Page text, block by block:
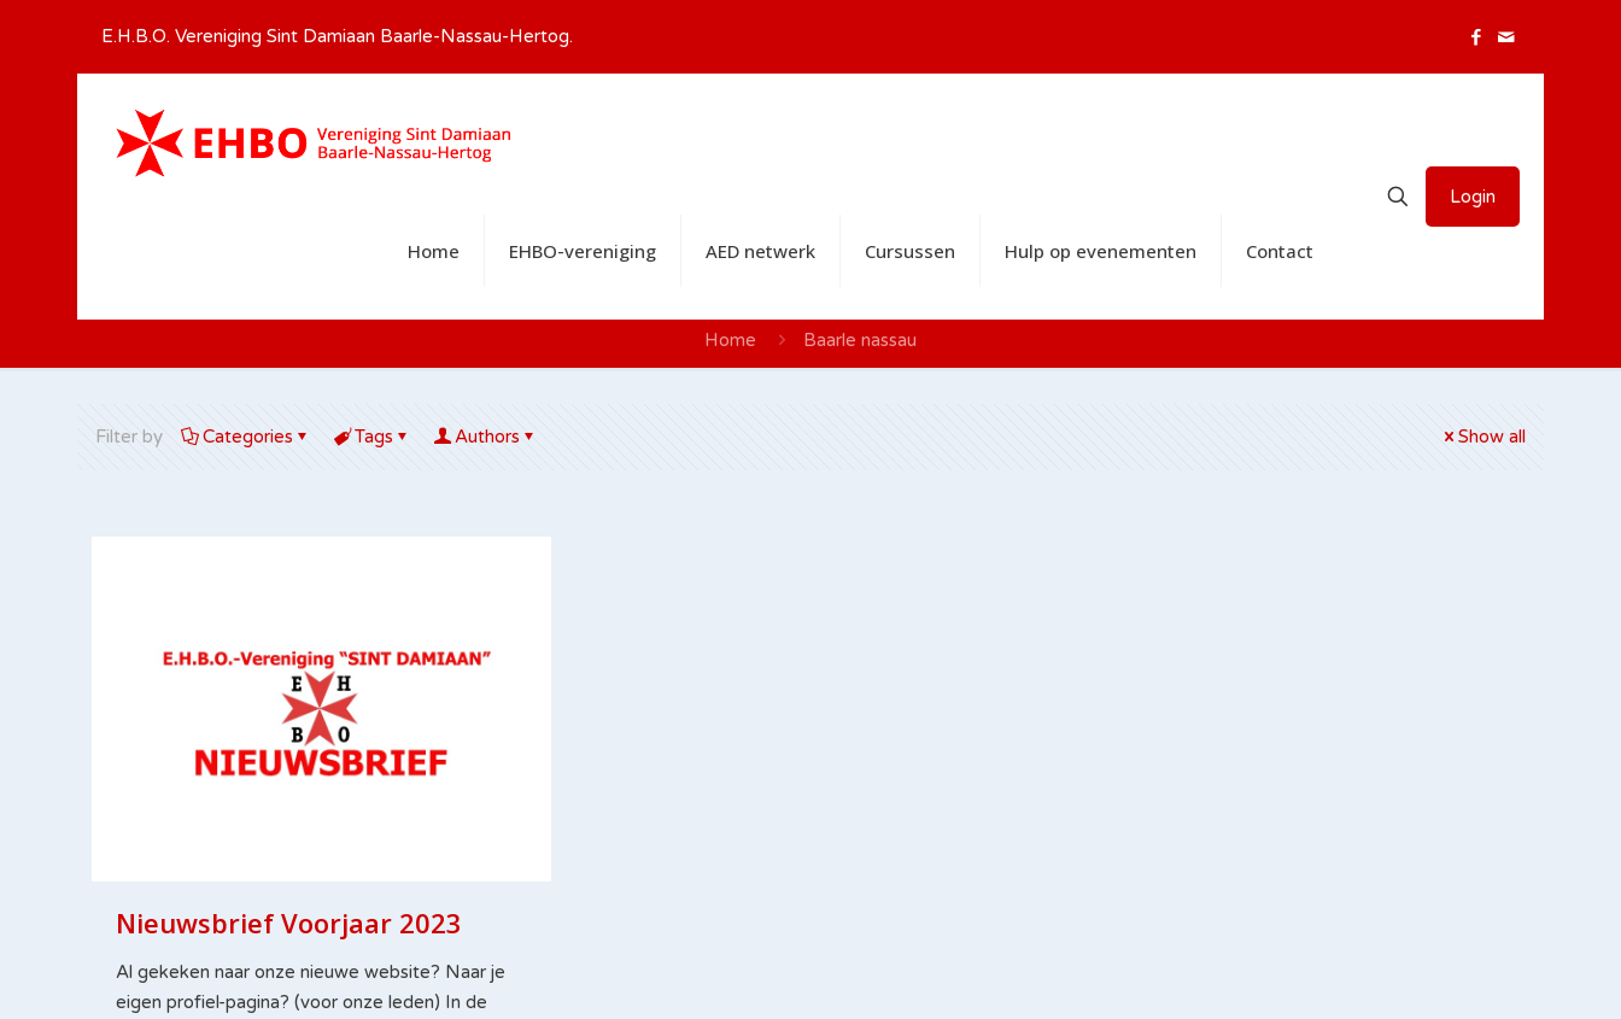
E.H.B.O. Vereniging Sint Damiaan Baarle-Nassau-Hertog.
Home EHBO-vereniging AED netwerk Cursussen Hulp op evenementen Contact
Login
Home Baarle nassau
Filter by Categories Tags Authors Show all
Nieuwsbrief Voorjaar 2023
Al gekeken naar onze nieuwe website? Naar je
eigen profiel-pagina? (voor onze leden) In de